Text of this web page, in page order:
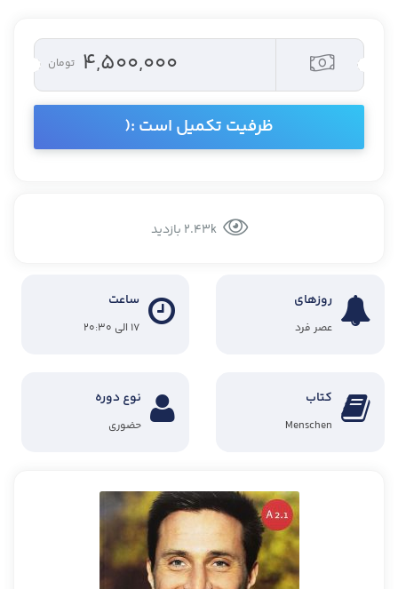
۴,۵۰۰,۰۰۰ تومان
ظرفیت تکمیل است :(
2.43k بازدید
روزهای
عصر فرد
ساعت
۱۷ الی ۲۰:۳۰
کتاب
Menschen
نوع دوره
حضوری